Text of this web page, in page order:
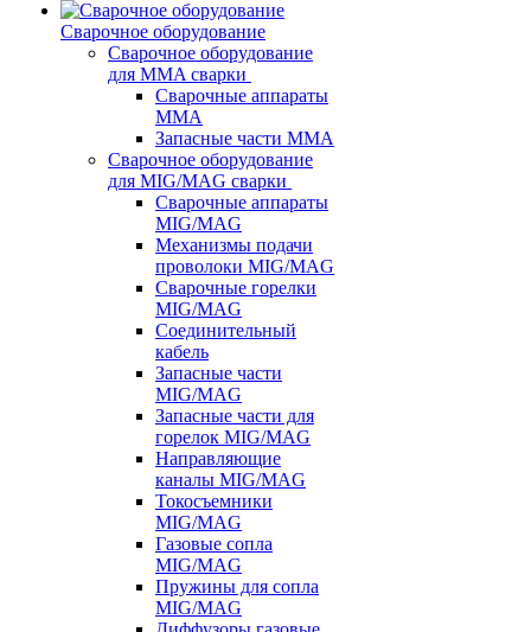
Сварочное оборудование
Сварочное оборудование
для MMA сварки
Сварочные аппараты
MMA
Запасные части MMA
Сварочное оборудование
для MIG/MAG сварки
Сварочные аппараты
MIG/MAG
Механизмы подачи
проволоки MIG/MAG
Сварочные горелки
MIG/MAG
Соединительный
кабель
Запасные части
MIG/MAG
Запасные части для
горелок MIG/MAG
Направляющие
каналы MIG/MAG
Токосъемники
MIG/MAG
Газовые сопла
MIG/MAG
Пружины для сопла
MIG/MAG